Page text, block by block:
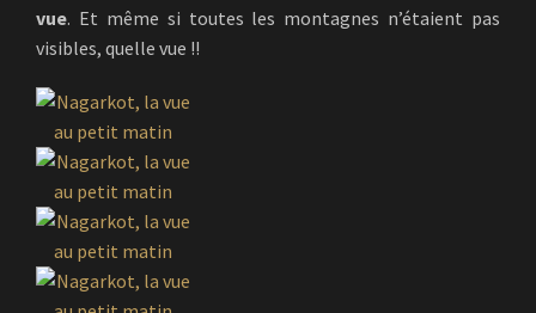
vue. Et même si toutes les montagnes n’étaient pas
visibles, quelle vue !!